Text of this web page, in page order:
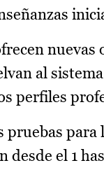
al
perfiles
pruebas
desde el 1